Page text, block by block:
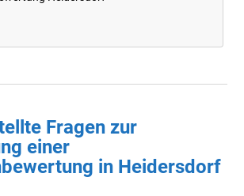
Fragen zur
einer
in Heidersdorf